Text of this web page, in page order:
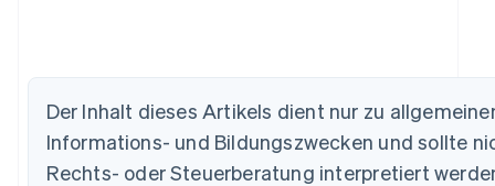
Der Inhalt dieses Artikels dient nur zu
Informations- und Bildungszwecken und sollte
Rechts- oder Steuerberatung interpretiert